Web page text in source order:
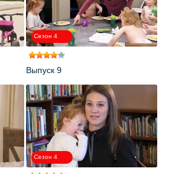
Сезон 4
Выпуск 9
Сезон 4